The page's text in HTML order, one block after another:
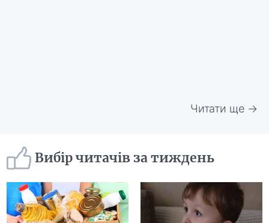
Читати ще →
Вибір читачів за тиждень